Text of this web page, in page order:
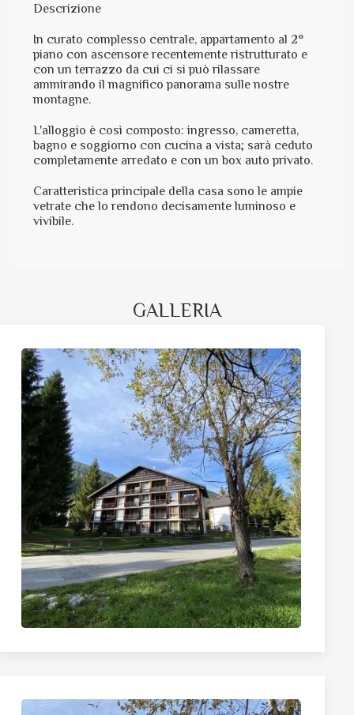
Descrizione
In curato complesso centrale, appartamento al 2°
piano con ascensore recentemente ristrutturato e
con un terrazzo da cui ci si può rilassare
ammirando il magnifico panorama sulle nostre
montagne.
L'alloggio è così composto: ingresso, cameretta,
bagno e soggiorno con cucina a vista; sarà ceduto
completamente arredato e con un box auto privato.
Caratteristica principale della casa sono le ampie
vetrate che lo rendono decisamente luminoso e
vivibile.
GALLERIA